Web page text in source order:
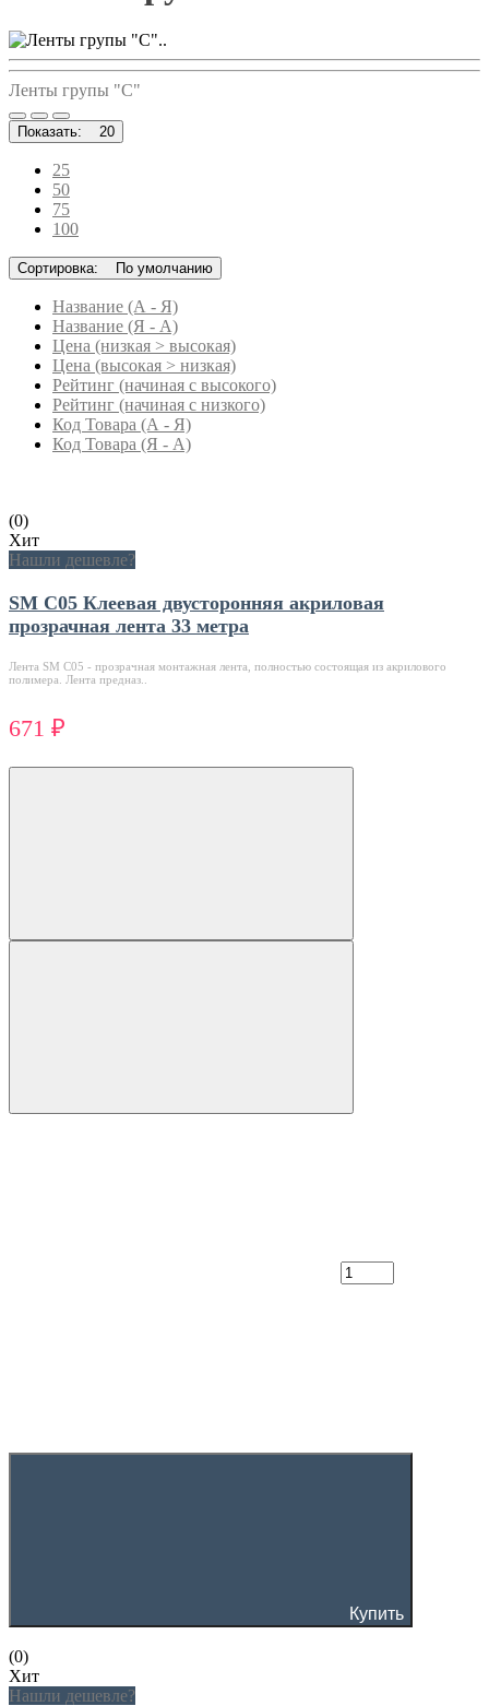
..
Ленты групы "C"
Показать: 20
25
50
75
100
Сортировка: По умолчанию
Название (А - Я)
Название (Я - А)
Цена (низкая > высокая)
Цена (высокая > низкая)
Рейтинг (начиная с высокого)
Рейтинг (начиная с низкого)
Код Товара (А - Я)
Код Товара (Я - А)
(0)
Хит
Нашли дешевле?
SM C05 Клеевая двусторонняя акриловая
прозрачная лента 33 метра
Лента SM C05 - прозрачная монтажная лента, полностью состоящая из акрилового
полимера. Лента предназ..
671 ₽
Купить
(0)
Хит
Нашли дешевле?